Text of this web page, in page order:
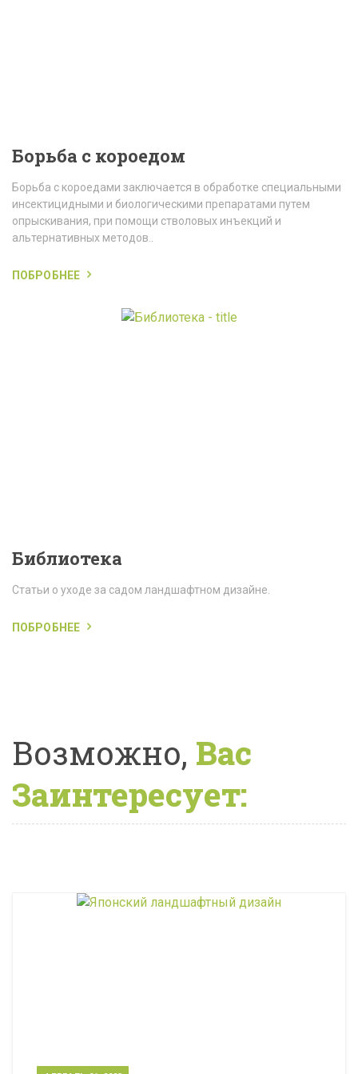
Борьба с короедом
Борьба с короедами заключается в обработке специальными
инсектицидными и биологическими препаратами путем
опрыскивания, при помощи стволовых инъекций и
альтернативных методов..
ПОБРОБНЕЕ
Библиотека
Статьи о уходе за садом ландшафтном дизайне.
ПОБРОБНЕЕ
Возможно, Вас
Заинтересует: